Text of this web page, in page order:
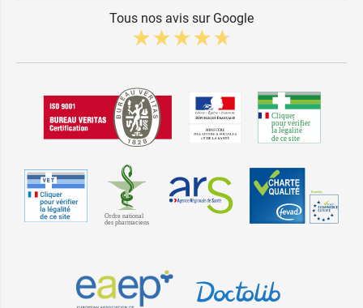
Tous nos avis sur Google